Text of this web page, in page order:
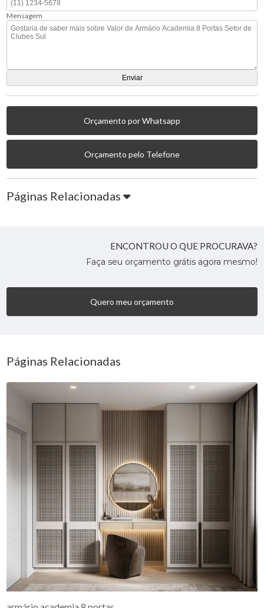
Mensagem
Orçamento por Whatsapp
Orçamento pelo Telefone
Páginas Relacionadas
ENCONTROU O QUE PROCURAVA?
Faça seu orçamento grátis agora mesmo!
Quero meu orçamento
Páginas Relacionadas